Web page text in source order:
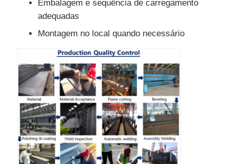
Embalagem e sequência de carregamento
adequadas
Montagem no local quando necessário